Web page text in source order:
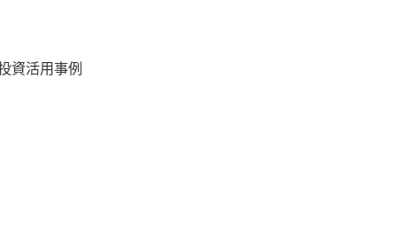
資活用事例